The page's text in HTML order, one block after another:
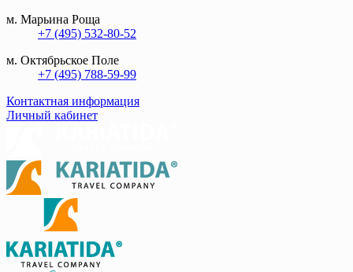
м. Марьина Роща
+7 (495) 532-80-52
м. Октябрьское Поле
+7 (495) 788-59-99
Контактная информация
Личный кабинет